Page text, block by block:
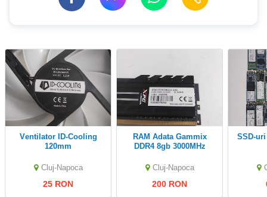
Ventilator ID-Cooling
120mm
Cluj-Napoca
25 RON
RAM Adata Gammix
DDR4 8gb 3000MHz
Cluj-Napoca
200 RON
SSD-